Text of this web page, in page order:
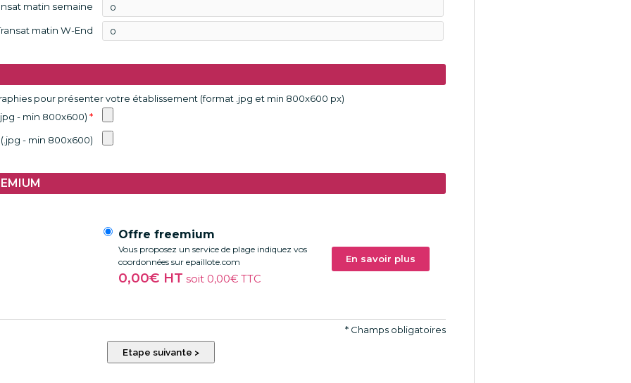
matin semaine
matin W-End
pour présenter votre établissement (format .jpg et min 800x600 px)
- min 800x600) *
(.jpg - min 800x600)
Offre freemium
En savoir plus
Vous proposez un service de plage indiquez vos
coordonnées sur epaillote.com
0,00€ HT soit 0,00€ TTC
* Champs obligatoires